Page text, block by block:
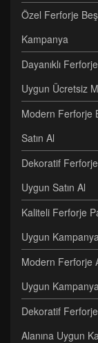
Özel Ferforje
Kampanya
Dayanıklı
Uygun Ücretsiz
Modern Ferforje
Satın Al
Dekoratif Ferforje
Uygun Satın Al
Kaliteli Ferforje
Uygun
Modern Ferforje
Uygun
Dekoratif
Alanına Uygun